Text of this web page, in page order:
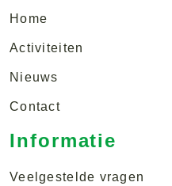
Home
Activiteiten
Nieuws
Contact
Informatie
Veelgestelde vragen